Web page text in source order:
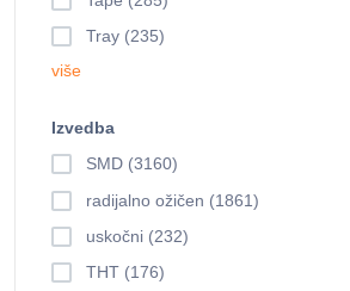
Tray (235)
više
Izvedba
SMD (3160)
radijalno ožičen (1861)
uskočni (232)
THT (176)